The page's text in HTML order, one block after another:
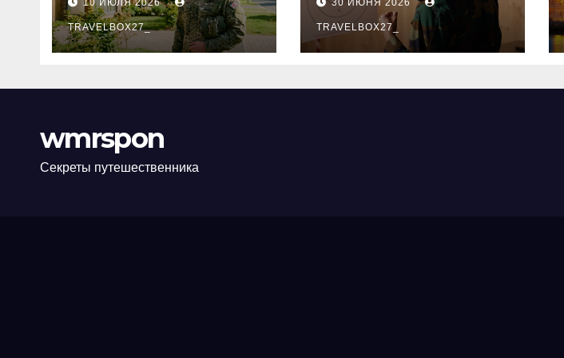
программе НИС и
перечень
аккредитованных
10 ИЮЛЯ 2026
TRAVELBOX27_
новый уровень
праздника и
командного духа
30 ИЮНЯ 2026
TRAVELBOX27_
wmrspon
Секреты путешественника